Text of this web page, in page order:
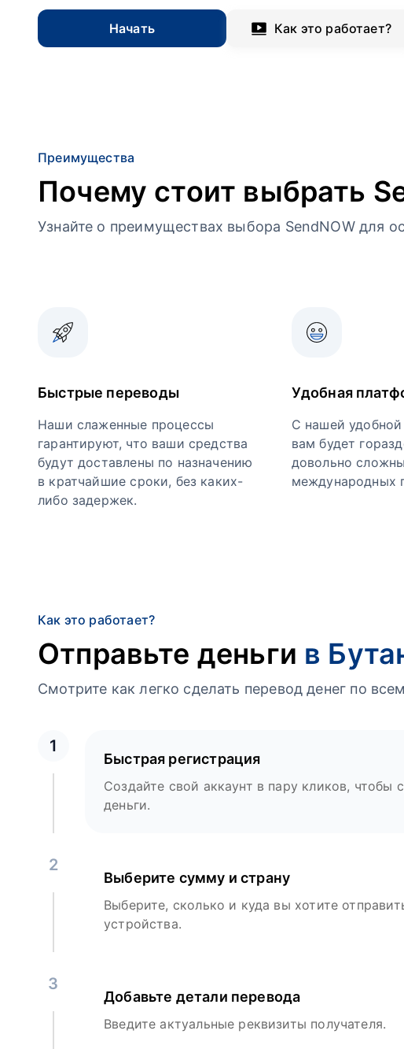
Начать Как это работает?
Преимущества
Почему стоит выбрать
Узнайте о преимуществах выбора SendNOW для
Быстрые переводы
Наши слаженные процессы
гарантируют, что ваши средства
будут доставлены по назначению
в кратчайшие сроки, без каких-
либо задержек.
Удобная
С нашей
вам будет
довольно
международных
Как это работает?
Отправьте деньги в
Смотрите как легко сделать перевод денег по
1
Быстрая регистрация
Создайте свой аккаунт в пару кликов, чтобы
деньги.
2
Выберите сумму и страну
Выберите, сколько и куда вы хотите
устройства.
3
Добавьте детали перевода
Введите актуальные реквизиты получателя.